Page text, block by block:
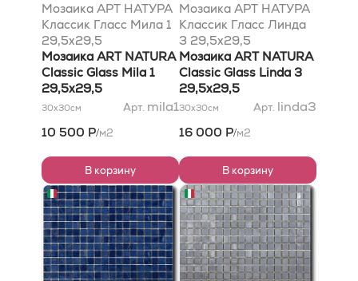
Мозаика АРТ НАТУРА
Классик Гласс Мила 1
29,5x29,5
Мозаика ART NATURA
Classic Glass Mila 1
29,5x29,5
30x30см Арт. mila1
10 500 Р/м2
В корзину
Мозаика АРТ НАТУРА
Классик Гласс Линда
3 29,5x29,5
Мозаика ART NATURA
Classic Glass Linda 3
29,5x29,5
30x30см Арт. linda3
16 000 Р/м2
В корзину